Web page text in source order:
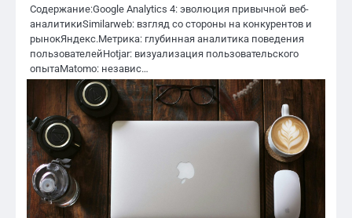
Содержание:Google Analytics 4: эволюция привычной веб-
аналитикиSimilarweb: взгляд со стороны на конкурентов и
рынокЯндекс.Метрика: глубинная аналитика поведения
пользователейHotjar: визуализация пользовательского
опытаMatomo: независ…